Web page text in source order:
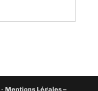
- Mentions Légales –